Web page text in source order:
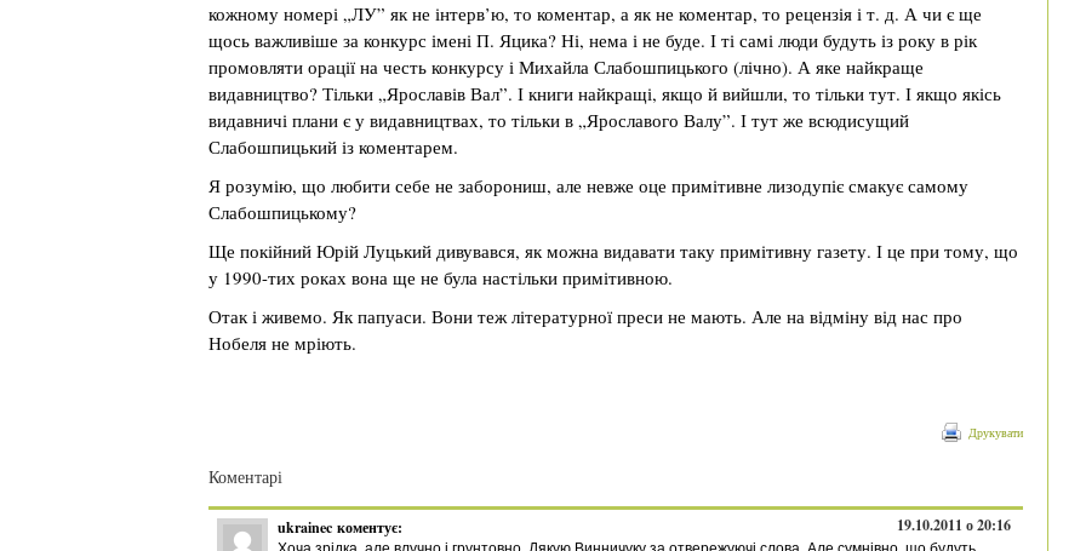
кожному номері „ЛУ” як не інтерв’ю, то коментар, а як не коментар, то рецензія і т. д. А чи є ще
щось важливіше за конкурс імені П. Яцика? Ні, нема і не буде. І ті самі люди будуть із року в рік
промовляти орації на честь конкурсу і Михайла Слабошпицького (лічно). А яке найкраще
видавництво? Тільки „Ярославів Вал”. І книги найкращі, якщо й вийшли, то тільки тут. І якщо якісь
видавничі плани є у видавництвах, то тільки в „Ярославого Валу”. І тут же всюдисущий
Слабошпицький із коментарем.
Я розумію, що любити себе не заборониш, але невже оце примітивне лизодупіє смакує самому
Слабошпицькому?
Ще покійний Юрій Луцький дивувався, як можна видавати таку примітивну газету. І це при тому, що
у 1990-тих роках вона ще не була настільки примітивною.
Отак і живемо. Як папуаси. Вони теж літературної преси не мають. Але на відміну від нас про
Нобеля не мріють.
Друкувати
Коментарі
ukrainec коментує: 19.10.2011 о 20:16